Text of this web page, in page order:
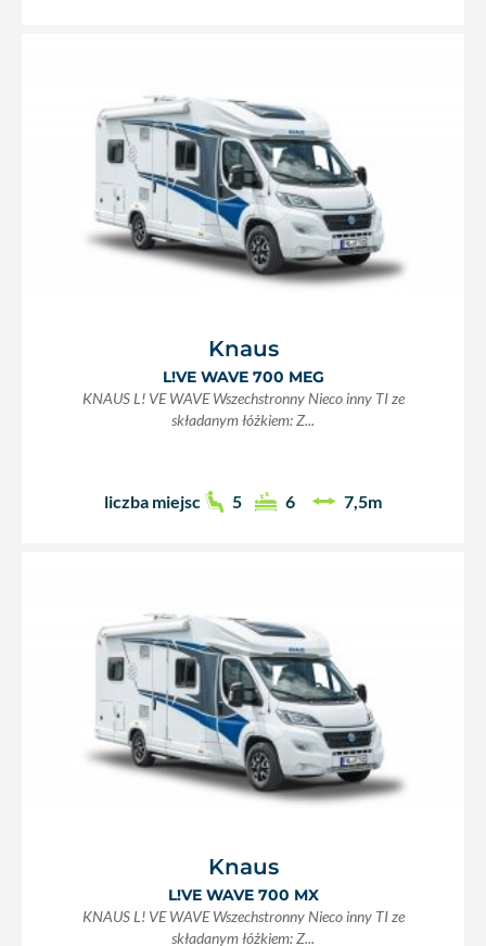
Knaus
L!VE WAVE 700 MEG
KNAUS L! VE WAVE Wszechstronny Nieco inny TI ze
składanym łóżkiem: Z...
liczba miejsc 5 6 7,5m
Knaus
L!VE WAVE 700 MX
KNAUS L! VE WAVE Wszechstronny Nieco inny TI ze
składanym łóżkiem: Z...